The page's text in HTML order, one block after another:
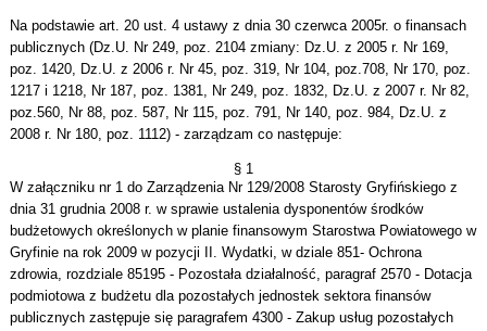
Na podstawie art. 20 ust. 4 ustawy z dnia 30 czerwca 2005r. o finansach
publicznych (Dz.U. Nr 249, poz. 2104 zmiany: Dz.U. z 2005 r. Nr 169,
poz. 1420, Dz.U. z 2006 r. Nr 45, poz. 319, Nr 104, poz.708, Nr 170, poz.
1217 i 1218, Nr 187, poz. 1381, Nr 249, poz. 1832, Dz.U. z 2007 r. Nr 82,
poz.560, Nr 88, poz. 587, Nr 115, poz. 791, Nr 140, poz. 984, Dz.U. z
2008 r. Nr 180, poz. 1112) - zarządzam co następuje:
§ 1
W załączniku nr 1 do Zarządzenia Nr 129/2008 Starosty Gryfińskiego z
dnia 31 grudnia 2008 r. w sprawie ustalenia dysponentów środków
budżetowych określonych w planie finansowym Starostwa Powiatowego w
Gryfinie na rok 2009 w pozycji II. Wydatki, w dziale 851- Ochrona
zdrowia, rozdziale 85195 - Pozostała działalność, paragraf 2570 - Dotacja
podmiotowa z budżetu dla pozostałych jednostek sektora finansów
publicznych zastępuje się paragrafem 4300 - Zakup usług pozostałych